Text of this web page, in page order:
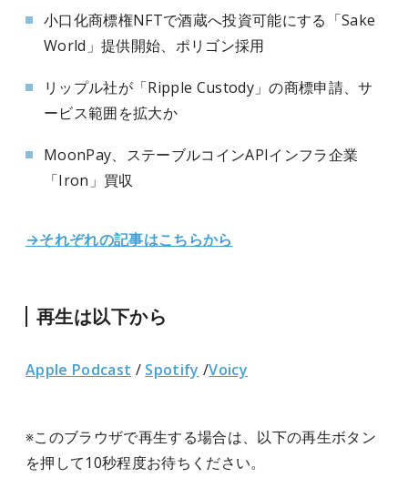
小口化商標権NFTで酒蔵へ投資可能にする「Sake
World」提供開始、ポリゴン採用
リップル社が「Ripple Custody」の商標申請、サ
ービス範囲を拡大か
MoonPay、ステーブルコインAPIインフラ企業
「Iron」買収
→それぞれの記事はこちらから
再生は以下から
Apple Podcast / Spotify /Voicy
※このブラウザで再生する場合は、以下の再生ボタン
を押して10秒程度お待ちください。